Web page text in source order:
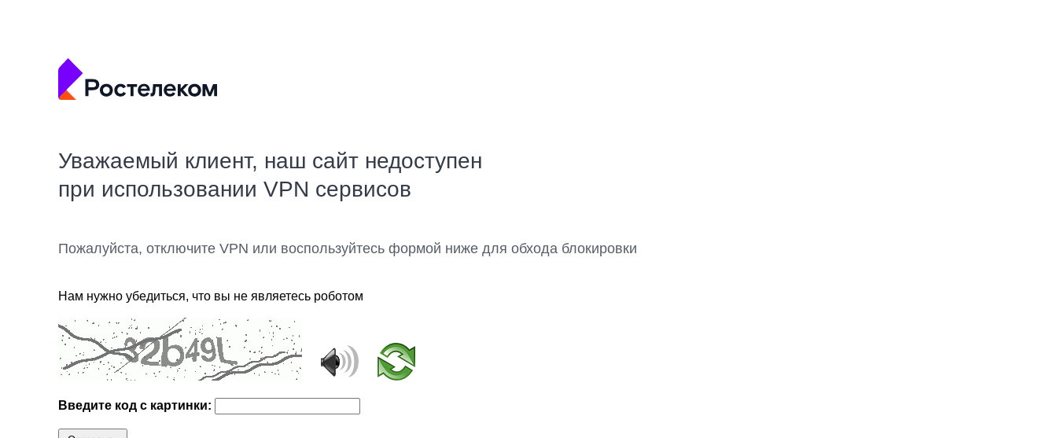
Уважаемый клиент, наш сайт недоступен
при использовании VPN сервисов
Пожалуйста, отключите VPN или воспользуйтесь формой ниже для обхода блокировки
Нам нужно убедиться, что вы не являетесь роботом
Введите код с картинки: